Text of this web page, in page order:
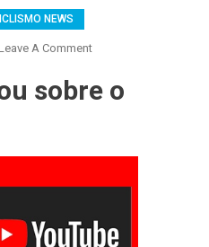
NEWS
A CommentOn
–
Maquinário
sobre o